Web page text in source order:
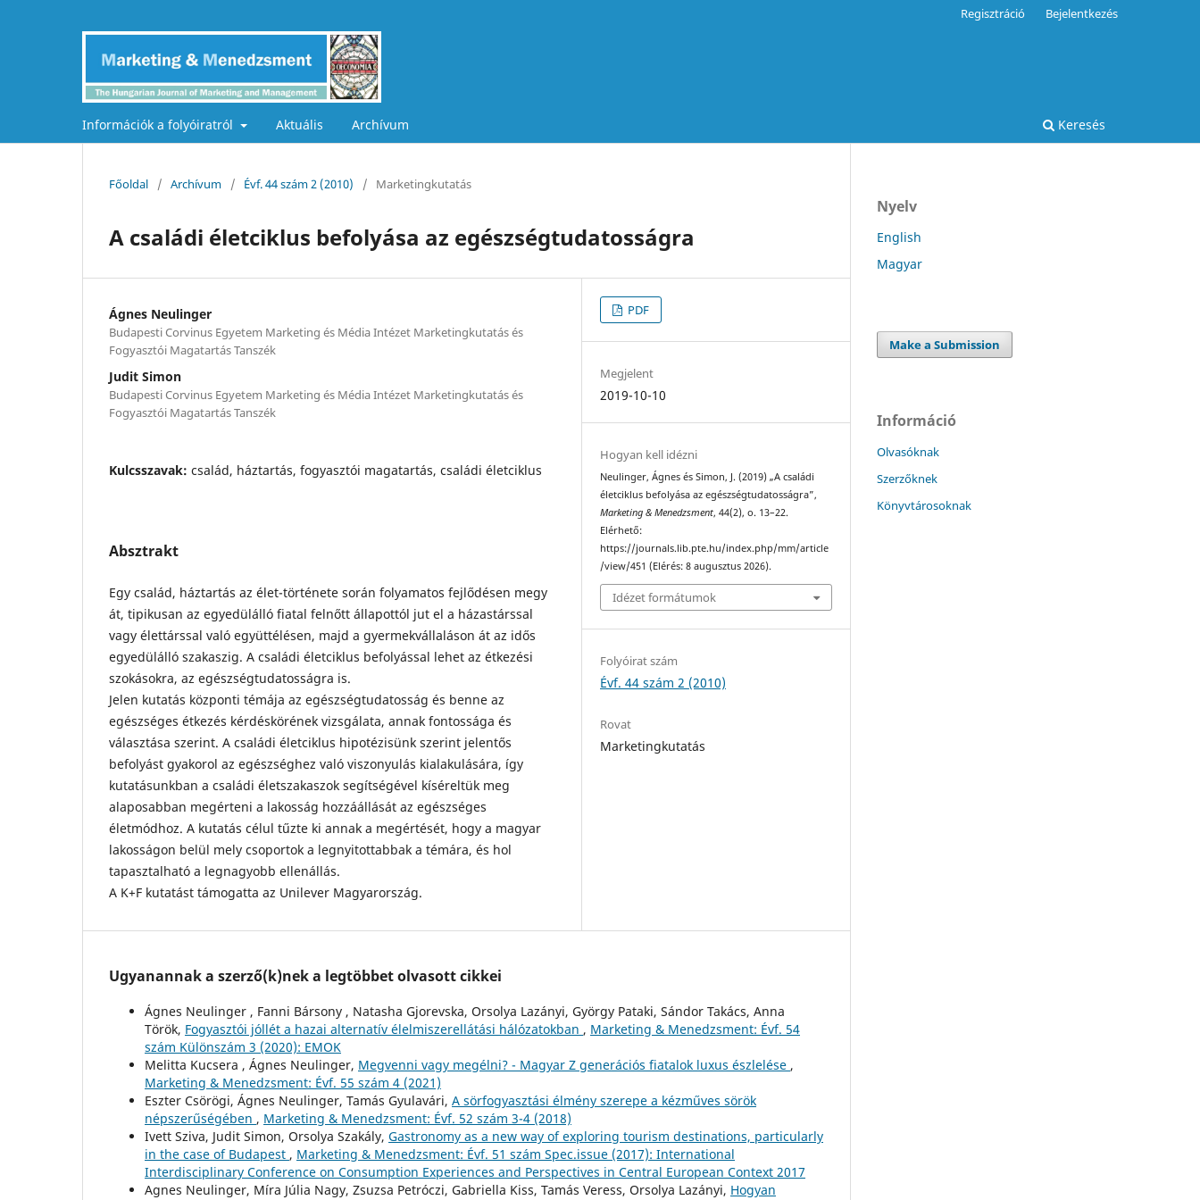
Információk a folyóiratról Aktuális Archívum Keresés
Regisztráció Bejelentkezés
Főoldal / Archívum / Évf. 44 szám 2 (2010) / Marketingkutatás
A családi életciklus befolyása az egészségtudatosságra
Ágnes Neulinger
Budapesti Corvinus Egyetem Marketing és Média Intézet Marketingkutatás és
Fogyasztói Magatartás Tanszék
Judit Simon
Budapesti Corvinus Egyetem Marketing és Média Intézet Marketingkutatás és
Fogyasztói Magatartás Tanszék
Kulcsszavak: család, háztartás, fogyasztói magatartás, családi életciklus
Absztrakt
Egy család, háztartás az élet-története során folyamatos fejlődésen megy
át, tipikusan az egyedülálló fiatal felnőtt állapottól jut el a házastárssal
vagy élettárssal való együttélésen, majd a gyermekvállaláson át az idős
egyedülálló szakaszig. A családi életciklus befolyással lehet az étkezési
szokásokra, az egészségtudatosságra is.
Jelen kutatás központi témája az egészségtudatosság és benne az
egészséges étkezés kérdéskörének vizsgálata, annak fontossága és
választása szerint. A családi életciklus hipotézisünk szerint jelentős
befolyást gyakorol az egészséghez való viszonyulás kialakulására, így
kutatásunkban a családi életszakaszok segítségével kíséreltük meg
alaposabban megérteni a lakosság hozzáállását az egészséges
életmódhoz. A kutatás célul tűzte ki annak a megértését, hogy a magyar
lakosságon belül mely csoportok a legnyitottabbak a témára, és hol
tapasztalható a legnagyobb ellenállás.
A K+F kutatást támogatta az Unilever Magyarország.
PDF
Megjelent
2019-10-10
Hogyan kell idézni
Neulinger, Ágnes és Simon, J. (2019) „A családi
életciklus befolyása az egészségtudatosságra”,
Marketing & Menedzsment, 44(2), o. 13–22.
Elérhető:
https://journals.lib.pte.hu/index.php/mm/article
/view/451 (Elérés: 8 augusztus 2026).
Idézet formátumok
Folyóirat szám
Évf. 44 szám 2 (2010)
Rovat
Marketingkutatás
Ugyanannak a szerző(k)nek a legtöbbet olvasott cikkei
Ágnes Neulinger , Fanni Bársony , Natasha Gjorevska, Orsolya Lazányi, György Pataki, Sándor Takács, Anna
Török, Fogyasztói jóllét a hazai alternatív élelmiszerellátási hálózatokban , Marketing & Menedzsment: Évf. 54
szám Különszám 3 (2020): EMOK
Melitta Kucsera , Ágnes Neulinger, Megvenni vagy megélni? - Magyar Z generációs fiatalok luxus észlelése ,
Marketing & Menedzsment: Évf. 55 szám 4 (2021)
Eszter Csörögi, Ágnes Neulinger, Tamás Gyulavári, A sörfogyasztási élmény szerepe a kézműves sörök
népszerűségében , Marketing & Menedzsment: Évf. 52 szám 3-4 (2018)
Ivett Sziva, Judit Simon, Orsolya Szakály, Gastronomy as a new way of exploring tourism destinations, particularly
in the case of Budapest , Marketing & Menedzsment: Évf. 51 szám Spec.issue (2017): International
Interdisciplinary Conference on Consumption Experiences and Perspectives in Central European Context 2017
Agnes Neulinger, Míra Júlia Nagy, Zsuzsa Petróczi, Gabriella Kiss, Tamás Veress, Orsolya Lazányi, Hogyan
Nyelv
English
Magyar
Make a Submission
Információ
Olvasóknak
Szerzőknek
Könyvtárosoknak